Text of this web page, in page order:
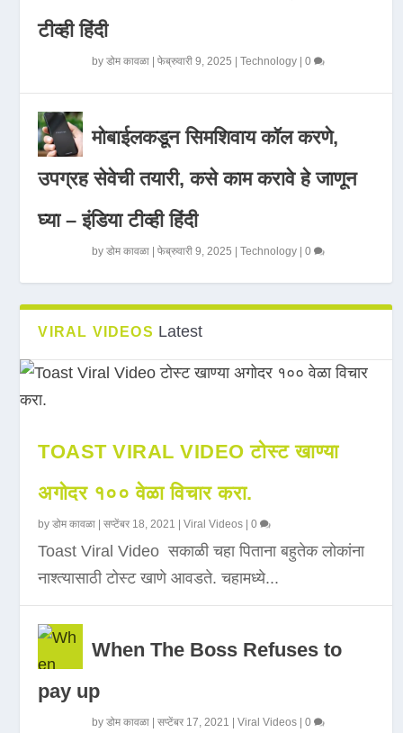
टीव्ही हिंदी
byडोम कावळा |फेब्रुवारी 9, 2025 |Technology |0
मोबाईलकडून सिमशिवाय कॉल करणे,
उपग्रह सेवेची तयारी, कसे काम करावे हे जाणून
घ्या – इंडिया टीव्ही हिंदी
byडोम कावळा |फेब्रुवारी 9, 2025 |Technology |0
VIRAL VIDEOS Latest
TOAST VIRAL VIDEO टोस्ट खाण्या
अगोदर १०० वेळा विचार करा.
byडोम कावळा |सप्टेंबर 18, 2021 |Viral Videos |0
Toast Viral Video सकाळी चहा पिताना बहुतेक लोकांना
नाश्त्यासाठी टोस्ट खाणे आवडते. चहामध्ये...
When The Boss Refuses to
pay up
byडोम कावळा |सप्टेंबर 17, 2021 |Viral Videos |0